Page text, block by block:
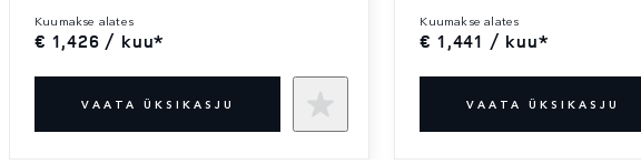
kuumakse alates
€ 1,426 / kuu*
VAATA ÜKSIKASJU
kuumakse alates
€ 1,441 / kuu*
VAATA ÜKSIKASJU